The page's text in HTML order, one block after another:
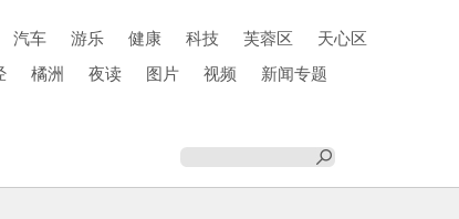
汽车 游乐 健康 科技 芙蓉区
天心区
橘洲 夜读 图片 视频
新闻专题